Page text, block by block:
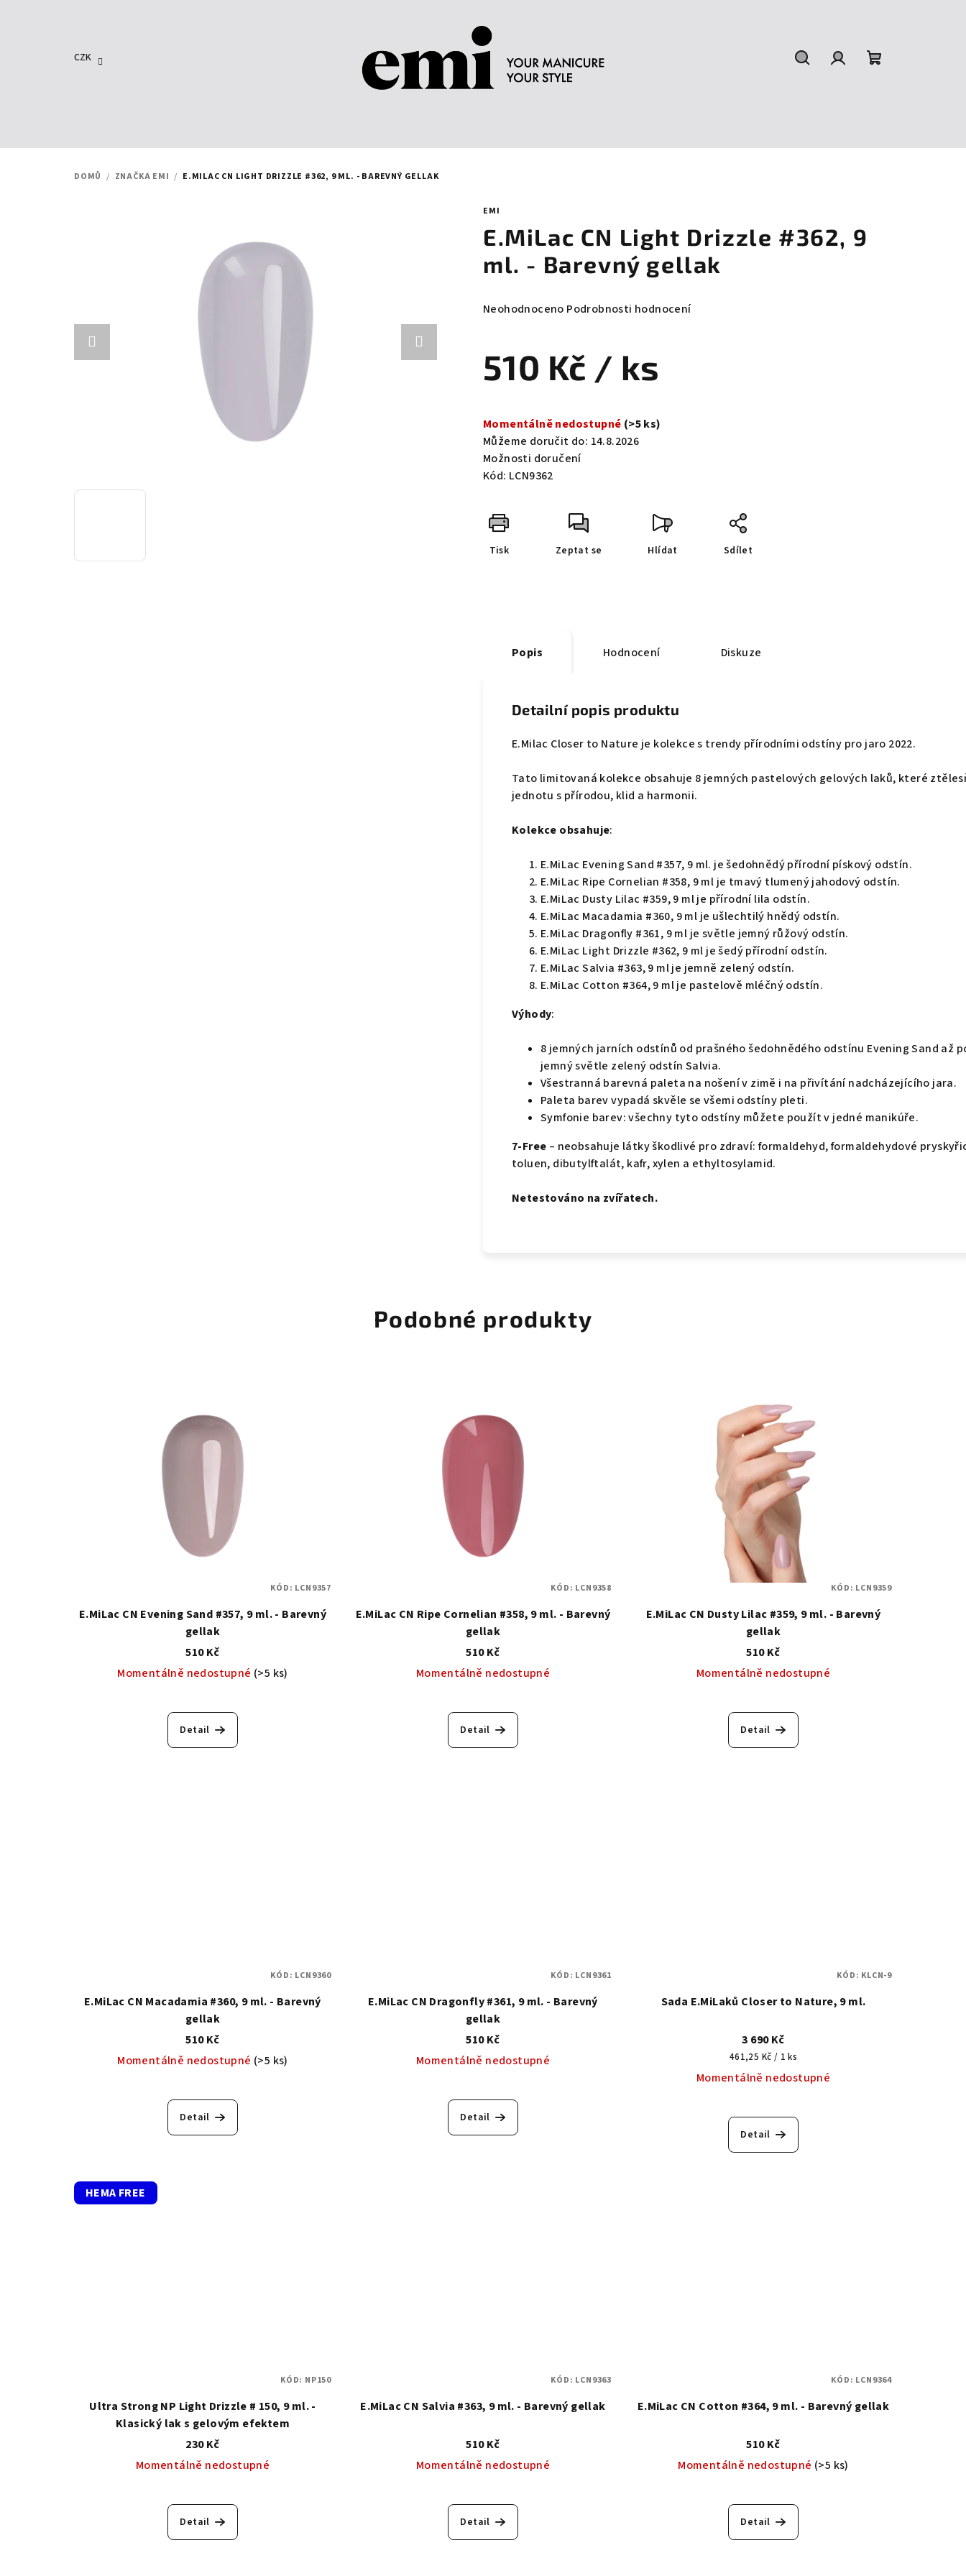
CZK
DOMŮ / ZNAČKA EMI / E.MILAC CN LIGHT DRIZZLE #362, 9 ML. - BAREVNÝ GELLAK
EMI
E.MiLac CN Light Drizzle #362, 9
ml. - Barevný gellak
Průměrné
je
0,0
hvězdiček.
Neohodnoceno Podrobnosti hodnocení
510 Kč / ks
cena:
Momentálně nedostupné (>5 ks)
Můžeme doručit do: 14.8.2026
Možnosti doručení
Kód: LCN9362
Tisk Zeptat se Hlídat Sdílet
Popis Hodnocení Diskuze
Detailní popis produktu
E.Milac Closer to Nature je kolekce s trendy přírodními odstíny pro jaro 2022.
Tato limitovaná kolekce obsahuje 8 jemných pastelových gelových laků, které
jednotu s přírodou, klid a harmonii.
Kolekce obsahuje:
E.MiLac Evening Sand #357, 9 ml. je šedohnědý přírodní pískový odstín.
E.MiLac Ripe Cornelian #358, 9 ml je tmavý tlumený jahodový odstín.
E.MiLac Dusty Lilac #359, 9 mlje přírodní lila odstín.
E.MiLac Macadamia #360, 9 ml je ušlechtilý hnědý odstín.
E.MiLac Dragonfly #361, 9 ml je světle jemný růžový odstín.
E.MiLac Light Drizzle #362, 9 ml je šedý přírodní odstín.
E.MiLac Salvia #363, 9 mlje jemně zelený odstín.
E.MiLac Cotton #364, 9 mlje pastelově mléčný odstín.
Výhody:
8 jemných jarních odstínů od prašného šedohnědého odstínu Evening Sand až
jemný světle zelený odstín Salvia.
Všestranná barevná paleta na nošení v zimě i na přivítání nadcházejícího jara.
Paleta barev vypadá skvěle se všemi odstíny pleti.
Symfonie barev: všechny tyto odstíny můžete použít v jedné manikúře.
7-Free – neobsahuje látky škodlivé pro zdraví: formaldehyd, formaldehydové
toluen, dibutylftalát, kafr, xylen a ethyltosylamid.
Netestováno na zvířatech.
Podobné produkty
E.MiLac CN Evening Sand #357, 9 ml. - Barevný
gellak
510 Kč
Momentálně nedostupné (>5 ks)
Detail
KÓD: LCN9357
E.MiLac CN Ripe Cornelian #358, 9 ml. - Barevný
gellak
510 Kč
Momentálně nedostupné
Detail
KÓD: LCN9358
E.MiLac CN Dusty Lilac #359, 9 ml. - Barevný
gellak
510 Kč
Momentálně nedostupné
Detail
KÓD: LCN9359
E.MiLac CN Macadamia #360, 9 ml. - Barevný
gellak
510 Kč
Momentálně nedostupné (>5 ks)
Detail
KÓD: LCN9360
E.MiLac CN Dragonfly #361, 9 ml. - Barevný
gellak
510 Kč
Momentálně nedostupné
Detail
KÓD: LCN9361
Sada E.MiLaků Closer to Nature, 9 ml.
3 690 Kč
Měrná
cena:
461,25 Kč / 1 ks
Momentálně nedostupné
Detail
KÓD: KLCN-9
HEMA FREE
Ultra Strong NP Light Drizzle # 150, 9 ml. -
Klasický lak s gelovým efektem
230 Kč
Momentálně nedostupné
Detail
KÓD: NP150
E.MiLac CN Salvia #363, 9 ml. - Barevný gellak
510 Kč
Momentálně nedostupné
Detail
KÓD: LCN9363
E.MiLac CN Cotton #364, 9 ml. - Barevný gellak
510 Kč
Momentálně nedostupné (>5 ks)
Detail
KÓD: LCN9364